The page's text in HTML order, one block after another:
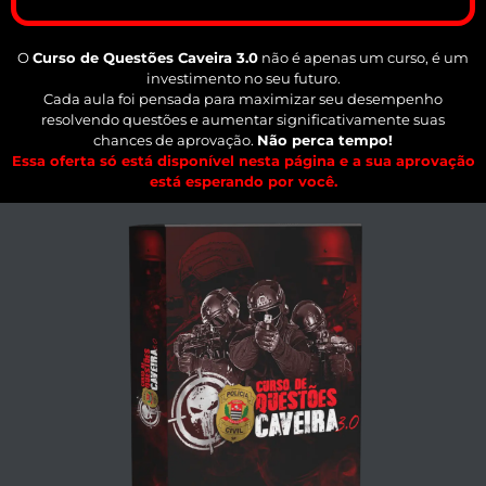
OCurso de Questões Caveira 3.0 não é apenas um curso, é um
investimento no seu futuro.
Cada aula foi pensada para maximizar seu desempenho
resolvendo questões e aumentar significativamente suas
chances de aprovação. Não perca tempo!
Essa oferta só está disponível nesta página e a sua aprovação
está esperando por você.